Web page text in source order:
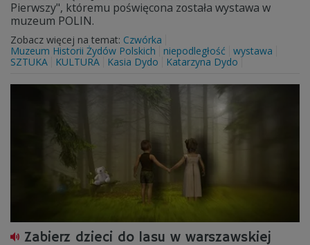
Pierwszy", któremu poświęcona została wystawa w
muzeum POLIN.
Zobacz więcej na temat: Czwórka
Muzeum Historii Żydów Polskich
niepodległość
wystawa
SZTUKA
KULTURA Kasia Dydo Katarzyna Dydo
Zabierz dzieci do lasu w warszawskiej